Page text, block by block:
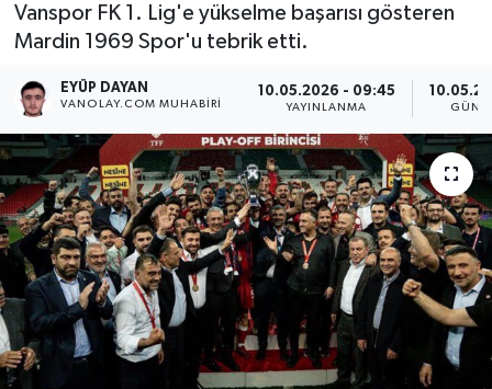
Vanspor FK 1. Lig'e yükselme başarısı gösteren
Mardin 1969 Spor'u tebrik etti.
EYÜP DAYAN
VANOLAY.COM MUHABIRI
10.05.2026 - 09:45
YAYINLANMA
Sağlık
Dünya
RESMİ İLANLAR
Süper Lig Puan Durumu ve Fikstür
Haber Arşivi